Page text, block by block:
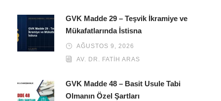
GVK Madde 29 – Teşvik İkramiye ve
Mükafatlarında İstisna
AĞUSTOS 9, 2026
AV. DR. FATIH ARAS
GVK Madde 48 – Basit Usule Tabi
Olmanın Özel Şartları